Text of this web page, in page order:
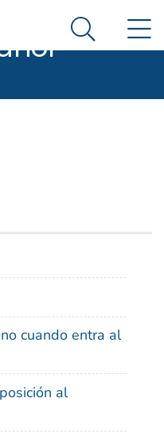
y el Registro de
en
Search
cuando entra al
al